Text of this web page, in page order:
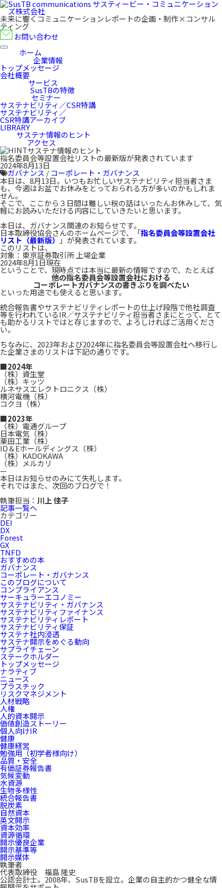
未来に響くコミュニケーションレポートの企画・制作×コンサル
ティング
お問い合わせ
ホーム
企業情報
トップメッセージ
会社概要
サービス
SusTBの特徴
セミナー
サステナビリティ／CSR特講
サステナビリティ／
CSR特講アーカイブ
LIBRARY
サステナ情報のヒント
アクセス
サステナ情報のヒント
指名委員会等設置会社リストの最新版が発表されています
2024年8月13日
ガバナンス/ コーポレート・ガバナンス
本日は、8月13日。いつもお忙しいサステナビリティ担当者さま
も、今週はお盆でお休みをとっておられる方が多いのかもしれま
せん。
そこで、ここから３日間は難しい税の話はいったんお休みして、気
軽にお読みいただける内容にしていきたいと思います。
本日は、ガバナンス関連のお知らせです。
日本取締役協会さんのホームページで、「指名委員会等設置会社
リスト（最新版） 」が発表されています。
このリストは、
対象：東京証券取引所 上場企業
2024年8月1日現在
ということで、現時点では本当に最新の情報ですので、たとえば
他の指名委員会等設置会社における
コーポレートガバナンスの書きぶりを調べたい
といった用途でも使えると思います。
統合報告書やサステナビリティレポートの仕上げ段階で他社調査
等を行われているIR／サステナビリティ担当者さまにとって、とて
も助かるリストではと存じますので、よろしければご活用くださ
い。
ちなみに、2023年および2024年に指名委員会等設置会社へ移行し
た企業さまのリストは下記の通りです。
■2024年
（株）資生堂
（株）キッツ
ルネサスエレクトロニクス（株）
横河電機（株）
コクヨ（株）
■2023年
（株）電通グループ
日本電気（株）
栗田工業（株）
ID＆Eホールディングス（株）
（株）KADOKAWA
（株）メルカリ
—
本日はお知らせのみにて失礼します。
それではまた、次回のブログで！
執筆担当： 川上 佳子
記事一覧へ
カテゴリー
DEI
DX
Forest
GX
TNFD
おすすめの本
ガバナンス
コーポレート・ガバナンス
このブログについて
コンプライアンス
サーキュラーエコノミー
サステナビリティ・ガバナンス
サステナビリティファイナンス
サステナビリティレポート
サステナビリティ保証
サステナ社内浸透
サステナ開示をめぐる動向
サプライチェーン
ステークホルダー
トップメッセージ
ナラティブ
ニュース
プラスチック
リスクマネジメント
人材戦略
人権
人的資本開示
価値創造ストーリー
個人向けIR
健康
健康経営
勉強用（初学者様向け）
品質・安全
有価証券報告書
気候変動
水資源
生物多様性
統合報告書
脱炭素
自然資本
英文開示
資本効率
資源循環
開示優良企業
開示基準等
開示媒体
執筆者
代表取締役 福島 隆史
公認会計士。2008年、SusTBを設立。企業の自主的かつ健全な情